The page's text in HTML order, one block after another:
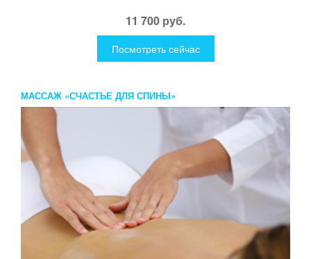
11 700 руб.
Посмотреть сейчас
МАССАЖ «СЧАСТЬЕ ДЛЯ СПИНЫ»